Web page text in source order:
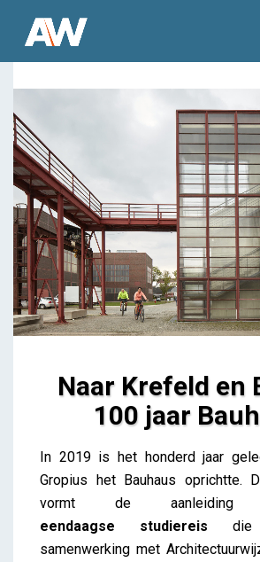
Naar Krefeld en
100 jaar
Naar Krefeld en Essen / 100 jaar
In 2019 is het honderd jaar
Gropius het Bauhaus oprichtte.
vormt de
eendaagse studiereis die
samenwerking met